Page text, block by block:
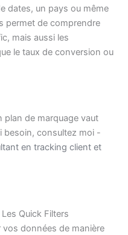
dates, un pays ou même
permet de comprendre
mais aussi les
le taux de conversion ou
plan de marquage vaut
besoin, consultez moi -
en tracking client et
Quick Filters
données de manière